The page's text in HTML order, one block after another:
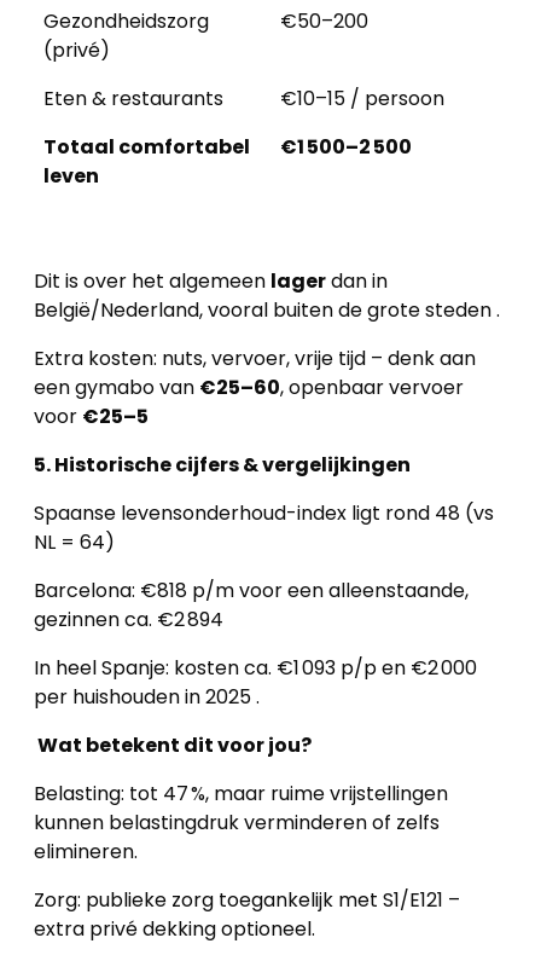
Gezondheidszorg
(privé)
€50–200
Eten & restaurants
€10–15 / persoon
Totaal comfortabel
leven
€1 500–2 500
Dit is over het algemeen lagerdan in
België/Nederland, vooral buiten de grote steden.
Extra kosten: nuts, vervoer, vrije tijd – denk aan
een gymabo van €25–60, openbaar vervoer
voor €25–5
5. Historische cijfers & vergelijkingen
Spaanse levensonderhoud-index ligt rond 48 (vs
NL = 64)
Barcelona: €818 p/m voor een alleenstaande,
gezinnen ca. €2 894
In heel Spanje: kosten ca. €1 093 p/p en €2 000
per huishouden in 2025 .
Wat betekent dit voor jou?
Belasting: tot 47 %, maar ruime vrijstellingen
kunnen belastingdruk verminderen of zelfs
elimineren.
Zorg: publieke zorg toegankelijk met S1/E121 –
extra privé dekking optioneel.